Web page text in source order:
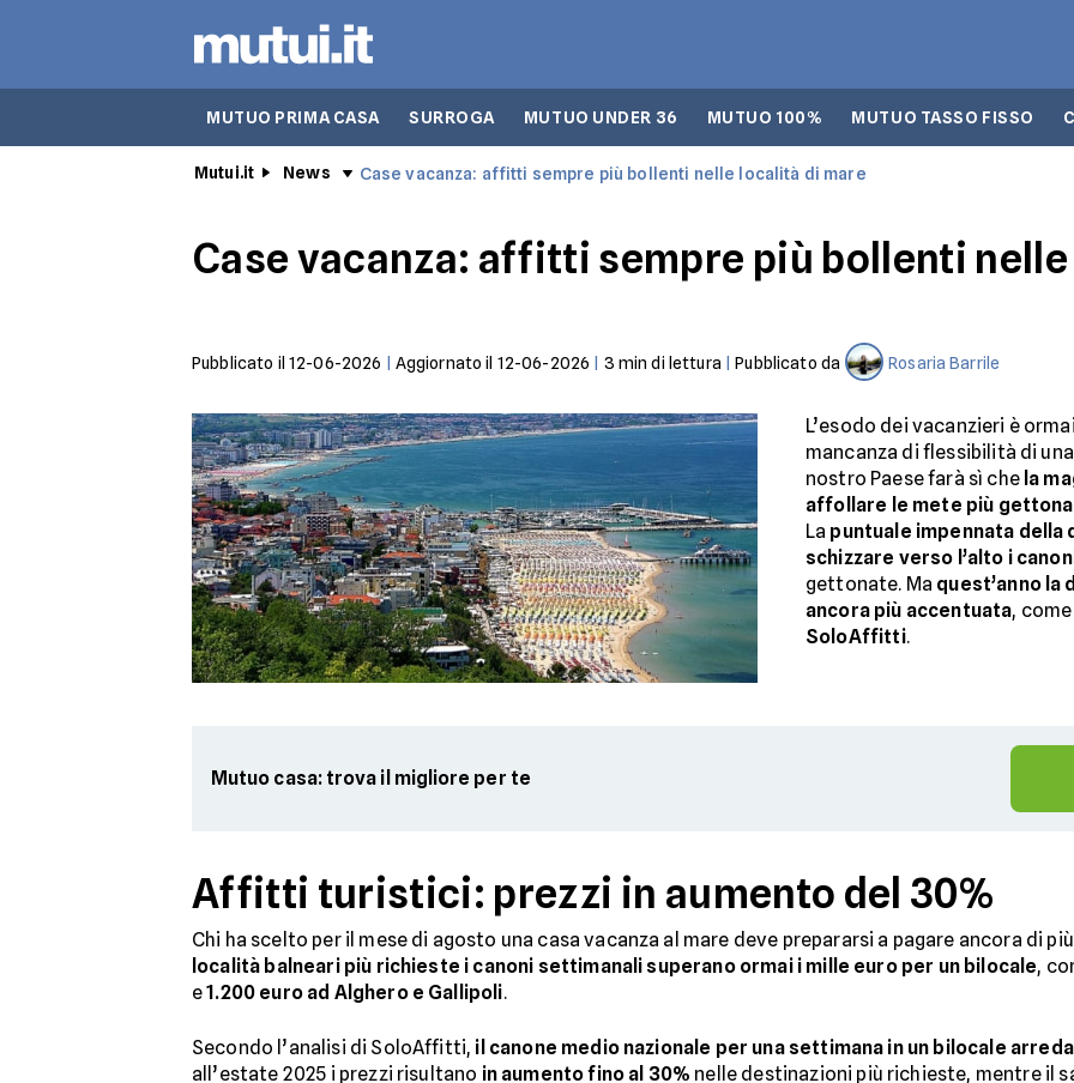
MUTUO PRIMA CASA SURROGA MUTUO UNDER 36 MUTUO 100% MUTUO TASSO FISSO
Mutui.it News Case vacanza: affitti sempre più bollenti nelle località di mare
Case vacanza: affitti sempre più bollenti
Pubblicato il 12-06-2026 Aggiornato il 12-06-2026 3 min di lettura |Pubblicato da Rosaria Barrile
L’esodo dei vacanzieri è
mancanza di flessibilità di
nostro Paese farà sì che la
affollare le mete più
La puntuale impennata della
schizzare verso l’alto i
gettonate. Ma quest’anno
ancora più accentuata,
SoloAffitti.
Mutuo casa: trova il migliore per te
Affitti turistici: prezzi in aumento del 30%
Chi ha scelto per il mese di agosto una casa vacanza al mare deve prepararsi a pagare ancora di
località balneari più richieste i canoni settimanali superano ormai i mille euro per un bilocale,
e1.200 euro ad Alghero e Gallipoli.
Secondo l’analisi di SoloAffitti, il canone medio nazionale per una settimana in un bilocale
all’estate 2025 i prezzi risultano in aumento fino al 30% nelle destinazioni più richieste, mentre il